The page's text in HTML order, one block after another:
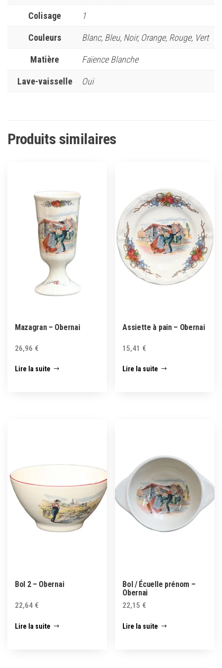
Colisage 1
Couleurs Blanc, Bleu, Noir, Orange, Rouge, Vert
Matière Faïence Blanche
Lave-vaisselle Oui
Produits similaires
Mazagran – Obernai
26,96 €
Lire la suite
Assiette à pain – Obernai
15,41 €
Lire la suite
Bol 2 – Obernai
22,64 €
Lire la suite
Bol / Écuelle prénom –
Obernai
22,15 €
Lire la suite